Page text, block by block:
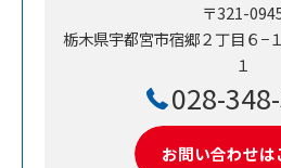
〒321-
栃木県宇都宮市宿郷２丁目６−
１
028-
お問い合わせは